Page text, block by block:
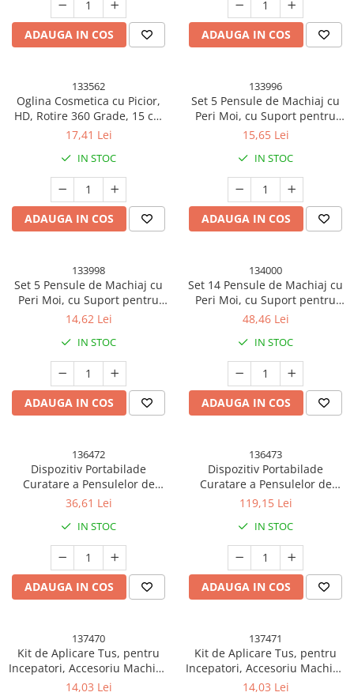
ADAUGA IN COS ADAUGA IN COS
133562
Oglina Cosmetica cu Picior,
HD, Rotire 360 Grade, 15 cm
Diametru, Suport Bijuterii
Urechi, 30 x 16.5 x 15 cm,
Alb/Negru
17,41 Lei
IN STOC
ADAUGA IN COS
133996
Set 5 Pensule de Machiaj cu
Peri Moi, cu Suport pentru
Depozitare si Oglinda, Roz
15,65 Lei
IN STOC
ADAUGA IN COS
133998
Set 5 Pensule de Machiaj cu
Peri Moi, cu Suport pentru
Depozitare si Oglinda, Roz Pal
14,62 Lei
IN STOC
ADAUGA IN COS
134000
Set 14 Pensule de Machiaj cu
Peri Moi, cu Suport pentru
Depozitare, Bej
48,46 Lei
IN STOC
ADAUGA IN COS
136472
Dispozitiv Portabilade
Curatare a Pensulelor de
Machiaj, pentru Pensule de
7000RPM, Vibratii Sonice, USB
Type C, 9x9x16 cm, Roz
36,61 Lei
IN STOC
ADAUGA IN COS
136473
Dispozitiv Portabilade
Curatare a Pensulelor de
Machiaj, cu Functie de
m, 17.3 x 12.1 x 17.5 cm, Alb
119,15 Lei
IN STOC
ADAUGA IN COS
137470
Kit de Aplicare Tus, pentru
Incepatori, Accesoriu Machiaj,
4 Produse, Tus Impermeabil,
14,03 Lei
137471
Kit de Aplicare Tus, pentru
Incepatori, Accesoriu Machiaj,
4 Produse, Tus Impermeabil,
14,03 Lei